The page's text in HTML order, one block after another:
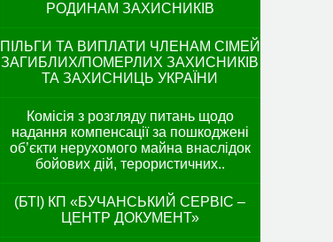
РОДИНАМ ЗАХИСНИКІВ
ПІЛЬГИ ТА ВИПЛАТИ ЧЛЕНАМ СІМЕЙ
ЗАГИБЛИХ/ПОМЕРЛИХ ЗАХИСНИКІВ
ТА ЗАХИСНИЦЬ УКРАЇНИ
Комісія з розгляду питань щодо
надання компенсації за пошкоджені
об’єкти нерухомого майна внаслідок
бойових дій, терористичних..
(БТІ) КП «БУЧАНСЬКИЙ СЕРВІС –
ЦЕНТР ДОКУМЕНТ»